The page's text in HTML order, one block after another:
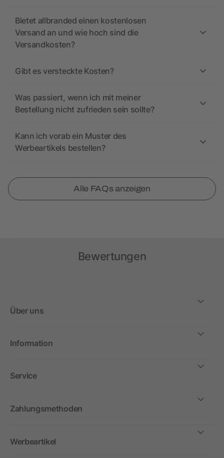
Bietet allbranded einen kostenlosen
Versand an und wie hoch sind die
Versandkosten?
Gibt es versteckte Kosten?
Was passiert, wenn ich mit meiner
Bestellung nicht zufrieden sein sollte?
Kann ich vorab ein Muster des
Werbeartikels bestellen?
Alle FAQs anzeigen
Bewertungen
Über uns
Information
Service
Zahlungsmethoden
Werbeartikel